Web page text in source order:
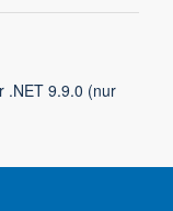
.NET 9.9.0 (nur